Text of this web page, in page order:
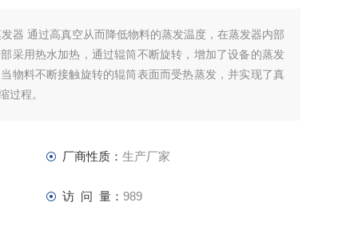
器 通过高真空从而降低物料的蒸发温度，在蒸发器内部
采用热水加热，通过辊筒不断旋转，增加了设备的蒸发
物料不断接触旋转的辊筒表面而受热蒸发，并实现了真
过程。
厂商性质： 生产厂家
访 问 量： 989